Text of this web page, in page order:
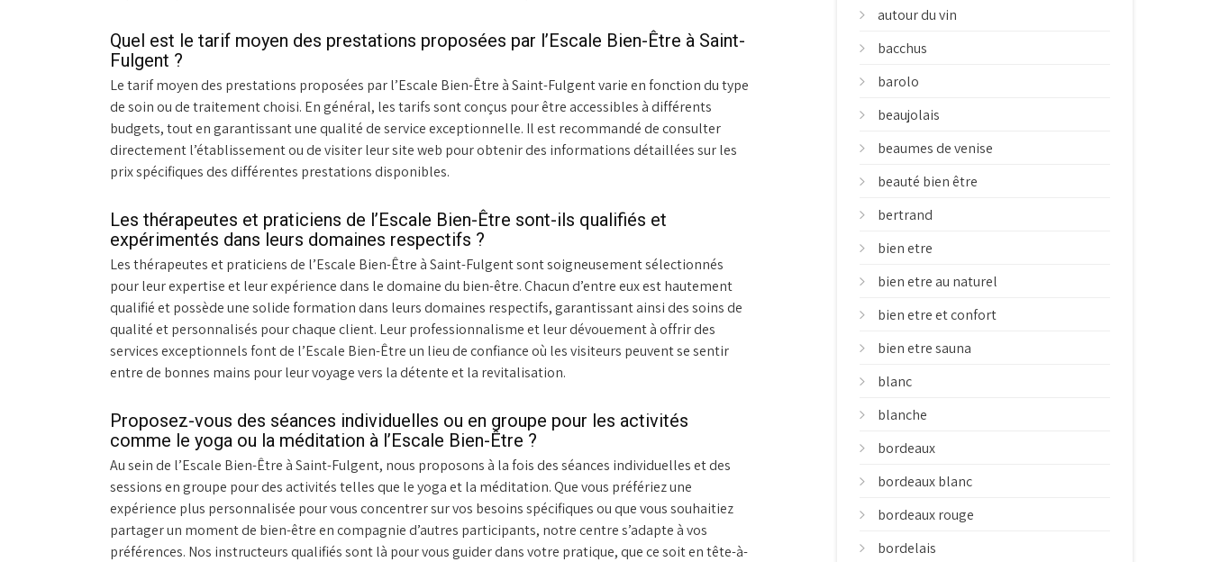
Quel est le tarif moyen des prestations proposées par l’Escale Bien-Être à Saint-
Fulgent ?
Le tarif moyen des prestations proposées par l’Escale Bien-Être à Saint-Fulgent varie en fonction du type
de soin ou de traitement choisi. En général, les tarifs sont conçus pour être accessibles à différents
budgets, tout en garantissant une qualité de service exceptionnelle. Il est recommandé de consulter
directement l’établissement ou de visiter leur site web pour obtenir des informations détaillées sur les
prix spécifiques des différentes prestations disponibles.
Les thérapeutes et praticiens de l’Escale Bien-Être sont-ils qualifiés et
expérimentés dans leurs domaines respectifs ?
Les thérapeutes et praticiens de l’Escale Bien-Être à Saint-Fulgent sont soigneusement sélectionnés
pour leur expertise et leur expérience dans le domaine du bien-être. Chacun d’entre eux est hautement
qualifié et possède une solide formation dans leurs domaines respectifs, garantissant ainsi des soins de
qualité et personnalisés pour chaque client. Leur professionnalisme et leur dévouement à offrir des
services exceptionnels font de l’Escale Bien-Être un lieu de confiance où les visiteurs peuvent se sentir
entre de bonnes mains pour leur voyage vers la détente et la revitalisation.
Proposez-vous des séances individuelles ou en groupe pour les activités
comme le yoga ou la méditation à l’Escale Bien-Être ?
Au sein de l’Escale Bien-Être à Saint-Fulgent, nous proposons à la fois des séances individuelles et des
sessions en groupe pour des activités telles que le yoga et la méditation. Que vous préfériez une
expérience plus personnalisée pour vous concentrer sur vos besoins spécifiques ou que vous souhaitiez
partager un moment de bien-être en compagnie d’autres participants, notre centre s’adapte à vos
préférences. Nos instructeurs qualifiés sont là pour vous guider dans votre pratique, que ce soit en tête-à-
autour du vin
bacchus
barolo
beaujolais
beaumes de venise
beauté bien être
bertrand
bien etre
bien etre au naturel
bien etre et confort
bien etre sauna
blanc
blanche
bordeaux
bordeaux blanc
bordeaux rouge
bordelais